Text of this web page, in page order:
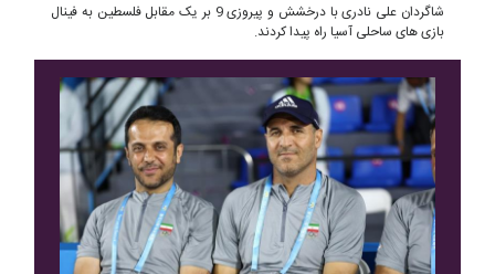
شاگردان علی نادری با درخشش و پیروزی 9 بر یک مقابل فلسطین به فینال
بازی های ساحلی آسیا راه پیدا کردند.